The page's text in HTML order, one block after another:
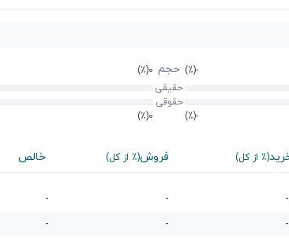
-(٪) حجم 0(٪)
حقیقی
حقوقی
-(٪) 0(٪)
(٪ از کل) فروش(٪ از کل) خالص
-
-
-
-
-
-